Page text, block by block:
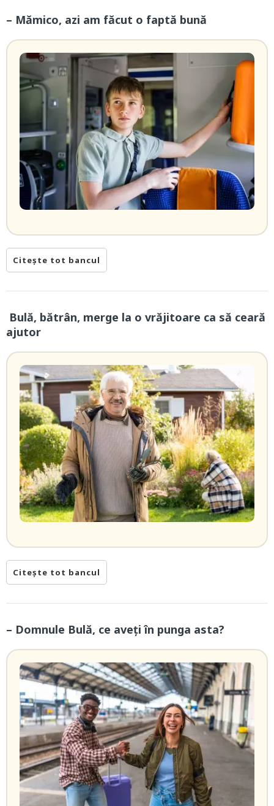
– Mămico, azi am făcut o faptă bună
Citește tot bancul
Bulă, bătrân, merge la o vrăjitoare ca să ceară
ajutor
Citește tot bancul
– Domnule Bulă, ce aveți în punga asta?